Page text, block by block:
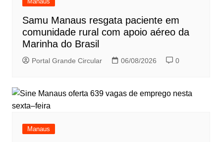
Samu Manaus resgata paciente em
comunidade rural com apoio aéreo da
Marinha do Brasil
Portal Grande Circular 06/08/2026 0
Manaus